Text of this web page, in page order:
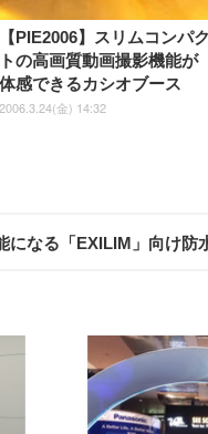
【PIE2006】スリムコンパク
トの高画質動画撮影機能が
体感できるカシオブース
2006.3.24(金) 14:32
になる「EXILIM」向け防